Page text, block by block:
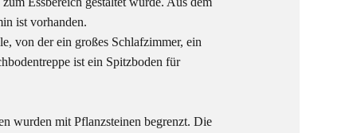
ist vorhanden.
von der ein großes Schlafzimmer, ein
ist ein Spitzboden für
wurden mit Pflanzsteinen begrenzt. Die